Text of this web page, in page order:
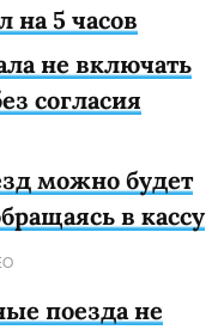
на 5 часов
не включать
согласия
можно будет
в кассу
поезда не